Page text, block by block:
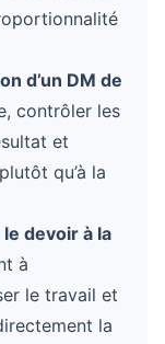
d’un DM de
contrôler les
et
qu’à la
devoir à la
à
le travail et
la